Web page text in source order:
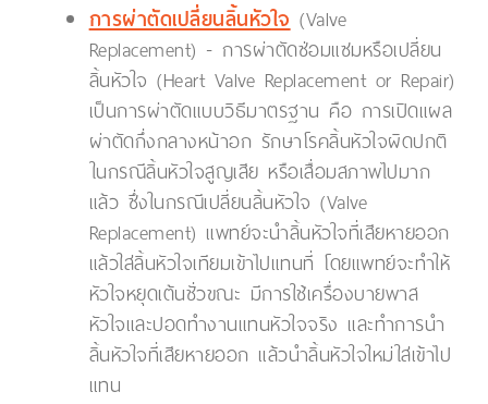
การผ่าตัดเปลี่ยนลิ้นหัวใจ(Valve
Replacement) - การผ่าตัดซ่อมแซมหรือเปลี่ยน
ลิ้นหัวใจ (Heart Valve Replacement or Repair)
เป็นการผ่าตัดแบบวิธีมาตรฐาน คือ การเปิดแผล
ผ่าตัดกึ่งกลางหน้าอก รักษาโรคลิ้นหัวใจผิดปกติ
ในกรณีลิ้นหัวใจสูญเสีย หรือเสื่อมสภาพไปมาก
แล้ว ซึ่งในกรณีเปลี่ยนลิ้นหัวใจ (Valve
Replacement) แพทย์จะนำลิ้นหัวใจที่เสียหายออก
แล้วใส่ลิ้นหัวใจเทียมเข้าไปแทนที่ โดยแพทย์จะทำให้
หัวใจหยุดเต้นชั่วขณะ มีการใช้เครื่องบายพาส
หัวใจและปอดทำงานแทนหัวใจจริง และทำการนำ
ลิ้นหัวใจที่เสียหายออก แล้วนำลิ้นหัวใจใหม่ใส่เข้าไป
แทน